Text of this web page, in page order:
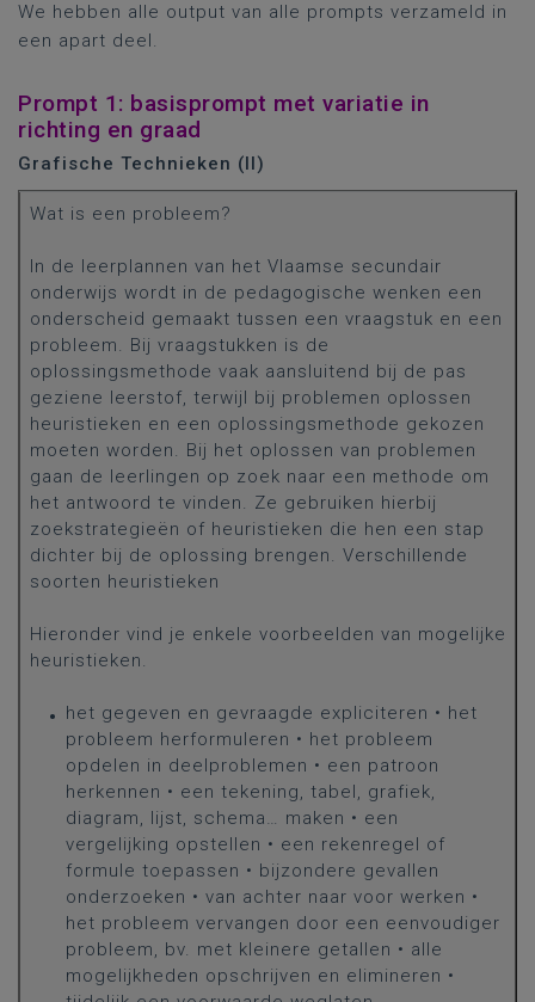
We hebben alle output van alle prompts verzameld in
een apart deel.
Prompt 1: basisprompt met variatie in
richting en graad
Grafische Technieken (II)
Wat is een probleem?
In de leerplannen van het Vlaamse secundair
onderwijs wordt in de pedagogische wenken een
onderscheid gemaakt tussen een vraagstuk en een
probleem. Bij vraagstukken is de
oplossingsmethode vaak aansluitend bij de pas
geziene leerstof, terwijl bij problemen oplossen
heuristieken en een oplossingsmethode gekozen
moeten worden. Bij het oplossen van problemen
gaan de leerlingen op zoek naar een methode om
het antwoord te vinden. Ze gebruiken hierbij
zoekstrategieën of heuristieken die hen een stap
dichter bij de oplossing brengen. Verschillende
soorten heuristieken
Hieronder vind je enkele voorbeelden van mogelijke
heuristieken.
het gegeven en gevraagde expliciteren • het
probleem herformuleren • het probleem
opdelen in deelproblemen • een patroon
herkennen • een tekening, tabel, grafiek,
diagram, lijst, schema… maken • een
vergelijking opstellen • een rekenregel of
formule toepassen • bijzondere gevallen
onderzoeken • van achter naar voor werken •
het probleem vervangen door een eenvoudiger
probleem, bv. met kleinere getallen • alle
mogelijkheden opschrijven en elimineren •